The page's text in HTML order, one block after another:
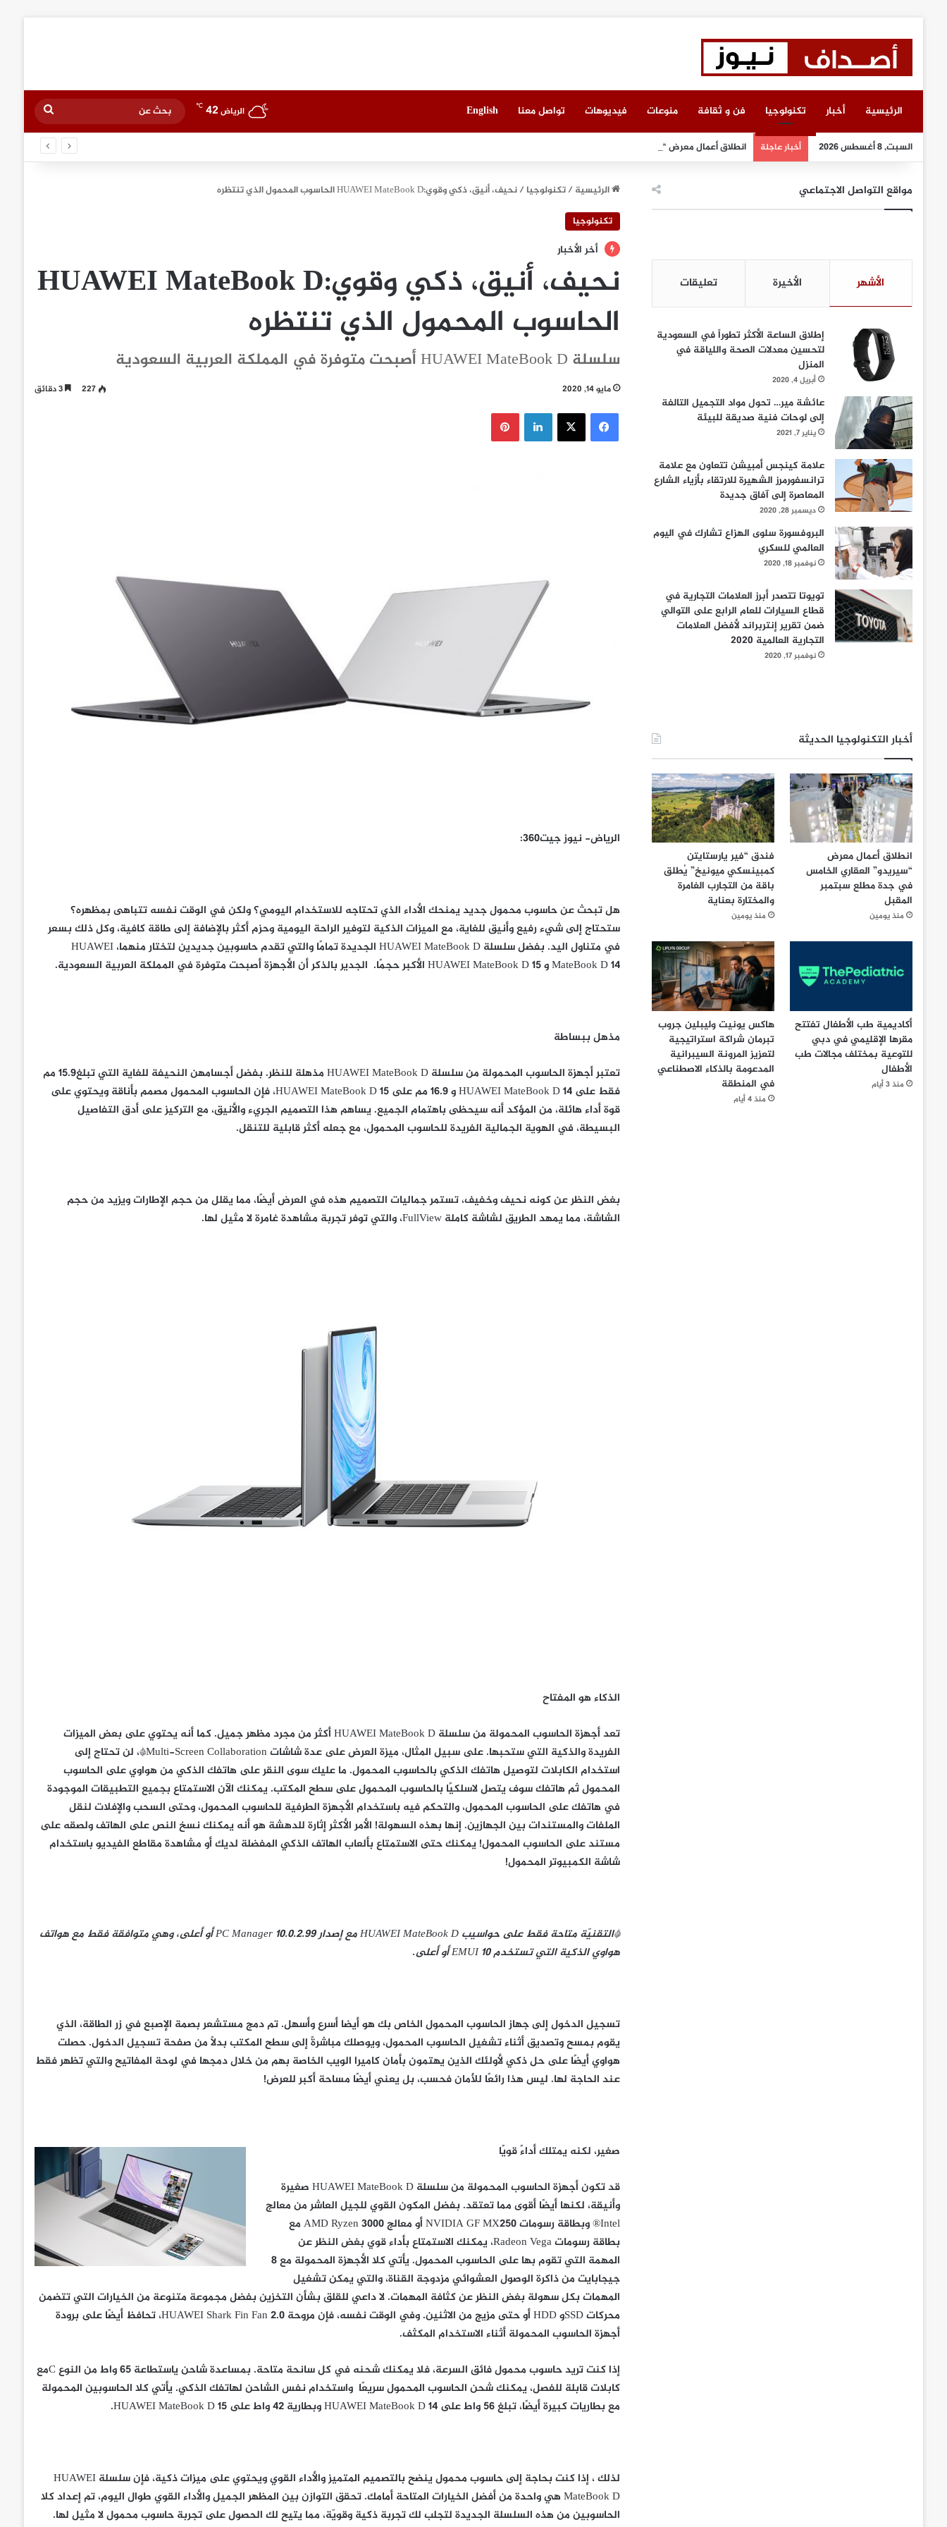
الرئيسية أخبار تكنولوجيا فن و ثقافة منوعات فيديوهات تواصل معنا English الرياض 42
℃
بحث
عن
السبت, 8 أغسطس 2026 أخبار عاجلة انطلاق أعمال معرض “سيريدو” العقاري الخامس في جدة مطلع سبتمبر المقبل
الرئيسية/تكنولوجيا/نحيف، أنيق، ذكي وقوي:HUAWEI MateBook D الحاسوب المحمول الذي تنتظره
تكنولوجيا
أخر الأخبار
نحيف، أنيق، ذكي وقوي:HUAWEI MateBook D
الحاسوب المحمول الذي تنتظره
سلسلة HUAWEI MateBook D أصبحت متوفرة في المملكة العربية السعودية
مايو 14, 2020 227 3 دقائق
فيسبوك ‫X لينكدإن
الرياض- نيوز جيت360
:
هل تبحث عن حاسوب محمول جديد يمنحك الأداء الذي تحتاجه للاستخدام اليومي؟ ولكن في الوقت نفسه تتباهى بمظهره؟
ستحتاج إلى شيء رفيع وأنيق للغاية، مع الميزات الذكية لتوفير الراحة اليومية وحزم أكثر بالإضافة إلى طاقة كافية، وكل ذلك بسعر
في متناول اليد. بفضل سلسلة HUAWEI MateBook D الجديدة تمامًا والتي تقدم حاسوبين جديدين لتختار منهما، HUAWEI
MateBook D 14 و HUAWEI MateBook D 15 الأكبر حجمًا. الجدير بالذكر أن الأجهزة أصبحت متوفرة في المملكة العربية السعودية.
مذهل ببساطة
تعتبر أجهزة الحاسوب المحمولة من سلسلة HUAWEI MateBook D مذهلة للنظر. بفضل أجسامهن النحيفة للغاية التي تبلغ15.9 مم
فقط على HUAWEI MateBook D 14 و 16.9 مم على HUAWEI MateBook D 15، فإن الحاسوب المحمول مصمم بأناقة ويحتوي على
قوة أداء هائلة، من المؤكد أنه سيحظى باهتمام الجميع. يساهم هذا التصميم الجريء والأنيق، مع التركيز على أدق التفاصيل
البسيطة، في الهوية الجمالية الفريدة للحاسوب المحمول، مع جعله أكثر قابلية للتنقل.
بغض النظر عن كونه نحيف وخفيف، تستمر جماليات التصميم هذه في العرض أيضًا، مما يقلل من حجم الإطارات ويزيد من حجم
الشاشة، مما يمهد الطريق لشاشة كاملة FullView، والتي توفر تجربة مشاهدة غامرة لا مثيل لها.
الذكاء هو المفتاح
تعد أجهزة الحاسوب المحمولة من سلسلة HUAWEI MateBook D أكثر من مجرد مظهر جميل. كما أنه يحتوي على بعض الميزات
الفريدة والذكية التي ستحبها. على سبيل المثال، ميزة العرض على عدة شاشات Multi-Screen Collaboration*، لن تحتاج إلى
استخدام الكابلات لتوصيل هاتفك الذكي بالحاسوب المحمول. ما عليك سوى النقر على هاتفك الذكي من هواوي على الحاسوب
المحمول ثم هاتفك سوف يتصل لاسلكيًا بالحاسوب المحمول على سطح المكتب. يمكنك الآن الاستمتاع بجميع التطبيقات الموجودة
في هاتفك على الحاسوب المحمول، والتحكم فيه باستخدام الأجهزة الطرفية للحاسوب المحمول، وحتى السحب والإفلات لنقل
الملفات والمستندات بين الجهازين. إنها بهذه السهولة! الأمر الأكثر إثارة للدهشة هو أنه يمكنك نسخ النص على الهاتف ولصقه على
مستند على الحاسوب المحمول! يمكنك حتى الاستمتاع بألعاب الهاتف الذكي المفضلة لديك أو مشاهدة مقاطع الفيديو باستخدام
شاشة الكمبيوتر المحمول!
*التقنيّة متاحة فقط على حواسيبHUAWEI MateBook Dمع إصدار PC Manager10.0.2.99 أو أعلى، وهي متوافقة فقط مع هواتف
هواويالذكية التي تستخدمEMUI 10أو أعلى.
تسجيل الدخول إلى جهاز الحاسوب المحمول الخاص بك هو أيضا أسرع وأسهل. تم دمج مستشعر بصمة الإصبع في زر الطاقة، الذي
يقوم بمسح وتصديق أثناء تشغيل الحاسوب المحمول، ويوصلك مباشرةً إلى سطح المكتب بدلاً من صفحة تسجيل الدخول. حصلت
هواوي أيضًا على حل ذكي لأولئك الذين يهتمون بأمان كاميرا الويب الخاصة بهم من خلال دمجها في لوحة المفاتيح والتي تظهر فقط
عند الحاجة لها. ليس هذا رائعًا للأمان فحسب، بل يعني أيضًا مساحة أكبر للعرض!
صغير، لكنه يمتلك أداءً قويًا
قد تكون أجهزة الحاسوب المحمولة من سلسلة HUAWEI MateBook D صغيرة
وأنيقة، لكنها أيضًا أقوى مما تعتقد. بفضل المكون القوي للجيل العاشر من معالج
Intel® وبطاقة رسومات NVIDIA GF MX250 أو معالج AMD Ryzen 3000 مع
بطاقة رسومات Radeon Vega، يمكنك الاستمتاع بأداء قوي بغض النظر عن
المهمة التي تقوم بها على الحاسوب المحمول. يأتي كلا الأجهزة المحمولة مع 8
جيجابايت من ذاكرة الوصول العشوائي مزدوجة القناة، والتي يمكن تشغيل
المهمات بكل سهولة بغض النظر عن كثافة المهمات. لا داعي للقلق بشأن التخزين بفضل مجموعة متنوعة من الخيارات التي تتضمن
محركات SSDو HDD أو حتى مزيج من الاثنين. وفي الوقت نفسه، فإن مروحة HUAWEI Shark Fin Fan 2.0، تحافظ أيضًا على برودة
أجهزة الحاسوب المحمولة أثناء الاستخدام المكثف.
إذا كنت تريد حاسوب محمول فائق السرعة، فلا يمكنك شحنه في كل سانحة متاحة. بمساعدة شاحن ياستطاعة 65 واط من النوع Cمع
كابلات قابلة للفصل، يمكنك شحن الحاسوب المحمول سريعًا واستخدام نفس الشاحن لهاتفك الذكي. يأتي كلا الحاسوبين المحمولة
مع بطاريات كبيرة أيضًا، تبلغ 56 واط على HUAWEI MateBook D 14 وبطارية 42 واط على HUAWEI MateBook D 15.
لذلك ، إذا كنت بحاجة إلى حاسوب محمول ينضح بالتصميم المتميز والأداء القوي ويحتوي على ميزات ذكية، فإن سلسلة HUAWEI
MateBook D هي واحدة من أفضل الخيارات المتاحة أمامك. تحقق التوازن بين المظهر الجميل والأداء القوي طوال اليوم، تم إعداد كلا
الحاسوبين من هذه السلسلة الجديدة لتجلب لك تجربة ذكية وقويّة، مما يتيح لك الحصول على تجربة حاسوب محمول لا مثيل لها.
مواقع التواصل الاجتماعي
الأشهر الأخيرة تعليقات
إطلاق الساعة الأكثر تطوراً في السعودية
لتحسين معدلات الصحة واللياقة في
المنزل
أبريل 4, 2020
عائشة مير… تحول مواد التجميل التالفة
إلى لوحات فنية صديقة للبيئة
يناير 7, 2021
علامة كينجس أمبيشن تتعاون مع علامة
ترانسفورمرز الشهيرة للارتقاء بأزياء الشارع
المعاصرة إلى آفاق جديدة
ديسمبر 28, 2020
البروفسورة سلوى الهزاع تشارك في اليوم
العالمي للسكري
نوفمبر 18, 2020
تويوتا تتصدر أبرز العلامات التجارية في
قطاع السيارات للعام الرابع على التوالي
ضمن تقرير إنتربراند لأفضل العلامات
التجارية العالمية 2020
نوفمبر 17, 2020
أخبار التكنولوجيا الحديثة
انطلاق أعمال معرض
“سيريدو” العقاري الخامس
في جدة مطلع سبتمبر
المقبل
منذ يومين
فندق “فير يارستايتن
كمبينسكي ميونيخ” يُطلق
باقة من التجارب الغامرة
والمختارة بعناية
منذ يومين
أكاديمية طب الأطفال تفتتح
مقرها الإقليمي في دبي
للتوعية بمختلف مجالات طب
الأطفال
منذ 3 أيام
هاكس يونيت وليبلين جروب
تبرمان شراكة استراتيجية
لتعزيز المرونة السيبرانية
المدعومة بالذكاء الاصطناعي
في المنطقة
منذ 4 أيام